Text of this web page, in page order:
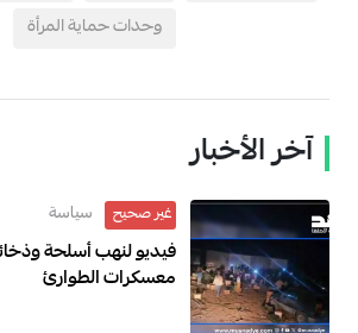
وحدات حماية المرأة
آخر الأخبار
غير صحيح سياسة
فيديو لنهب أسلحة
معسكرات الطوارئ